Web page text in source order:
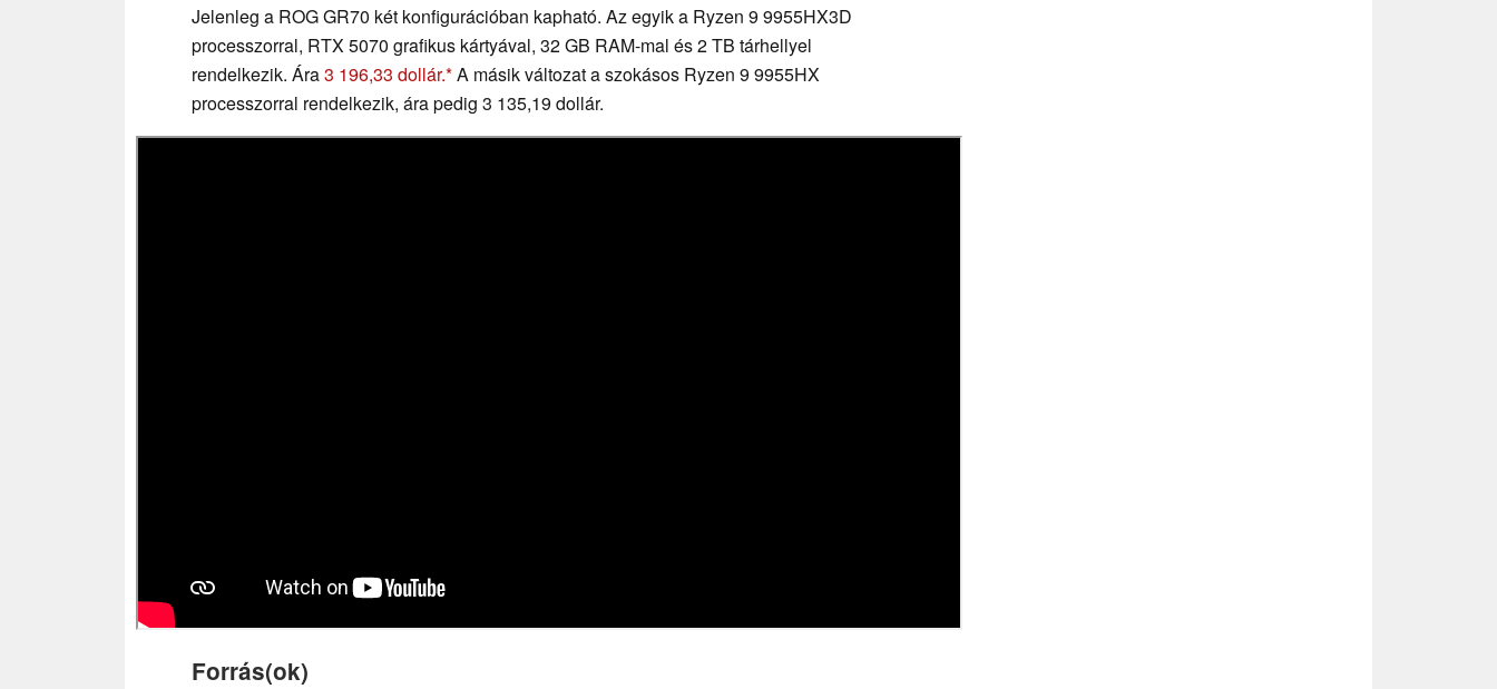
Jelenleg a ROG GR70 két konfigurációban kapható. Az egyik a Ryzen 9 9955HX3D
processzorral, RTX 5070 grafikus kártyával, 32 GB RAM-mal és 2 TB tárhellyel
rendelkezik. Ára3 196,33 dollár. A másik változat a szokásos Ryzen 9 9955HX
processzorral rendelkezik, ára pedig 3 135,19 dollár.
Forrás(ok)